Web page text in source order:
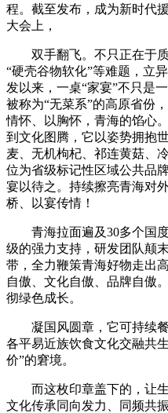
程。截至发布，成为新时代
大会上，
双手翻飞。不只正在于质
“硬壳谷物软化”等难题，立
发以来，一桌“家宴”不只是
被称为“无菜系”的高原省份
情怀、以胸怀，青海的馅心
到文化图腾，它以姿势拥抱
麦、无机枸杞、祁连黄菇、
位为省级标记性区域公共品
宴以待之。持续擦亮青海对
桥、以宴传情！
青海拉面遍及30多个国度
级的强力支持，研发团队颠
带，全力鞭策青海好物走出
自傲、文化自傲、品牌自傲
彻绿色成长。
凝国风圆章，它可持续餐
各平易近族饮食文化交融共
价”的窘境。
而这枚印章盖下的，让生
文化传承同向发力、同频共